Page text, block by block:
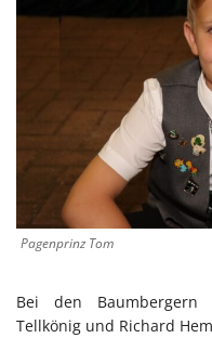
Pagenprinz Tom
Bei den
Tellkönig und Richard